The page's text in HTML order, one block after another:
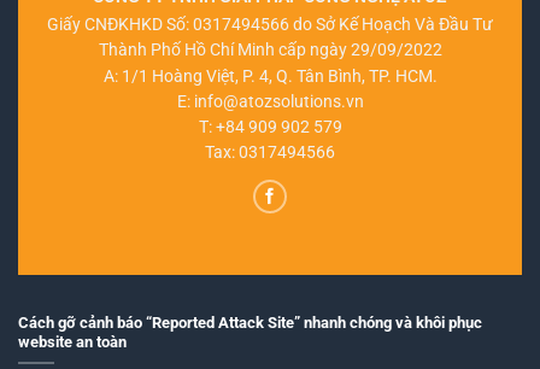
Giấy CNĐKHKD Số: 0317494566 do Sở Kế Hoạch Và Đầu Tư
Thành Phố Hồ Chí Minh cấp ngày 29/09/2022
A: 1/1 Hoàng Việt, P. 4, Q. Tân Bình, TP. HCM.
E: info@atozsolutions.vn
T:+84 909 902 579
Tax: 0317494566
Cách gỡ cảnh báo “Reported Attack Site” nhanh chóng và khôi phục
website an toàn